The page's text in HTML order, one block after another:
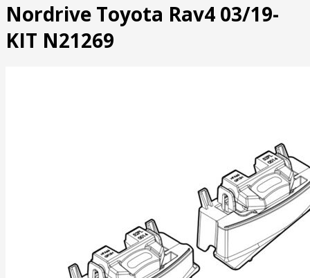
Nordrive Toyota Rav4 03/19-
KIT N21269